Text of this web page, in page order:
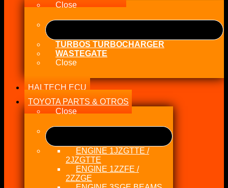
Close
TURBOS TURBOCHARGER
WASTEGATE
Close
HALTECH ECU
TOYOTA PARTS & OTROS
Close
ENGINE 1JZGTTE /
2JZGTTE
ENGINE 1ZZFE /
2ZZGE